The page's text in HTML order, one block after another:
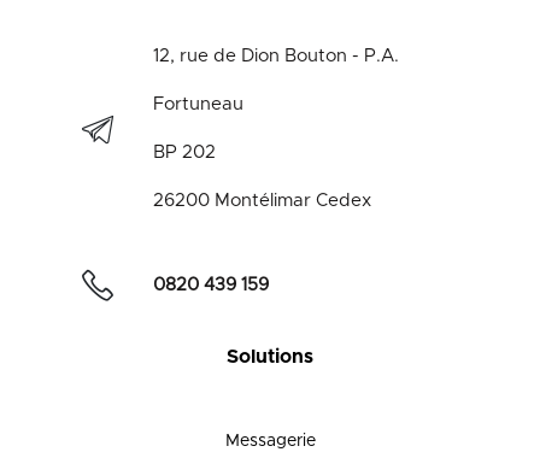
12, rue de Dion Bouton - P.A.
Fortuneau
BP 202
26200 Montélimar Cedex
0820 439 159
Solutions
Messagerie